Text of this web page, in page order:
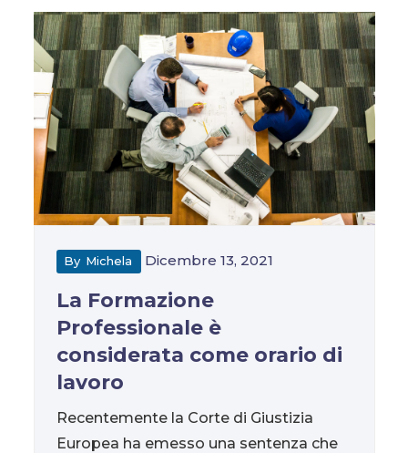
By Michela Dicembre 13, 2021
La Formazione
Professionale è
considerata come orario di
lavoro
Recentemente la Corte di Giustizia
Europea ha emesso una sentenza che